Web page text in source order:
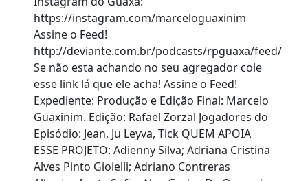
https://instagram.com/marceloguaxinim
Assine o Feed!
http://deviante.com.br/podcasts/rpguaxa/feed/
Se não esta achando no seu agregador cole
esse link lá que ele acha! Assine o Feed!
Expediente: Produção e Edição Final: Marcelo
Guaxinim. Edição: Rafael Zorzal Jogadores do
Episódio: Jean, Ju Leyva, Tick QUEM APOIA
ESSE PROJETO: Adienny Silva; Adriana Cristina
Alves Pinto Gioielli; Adriano Contreras